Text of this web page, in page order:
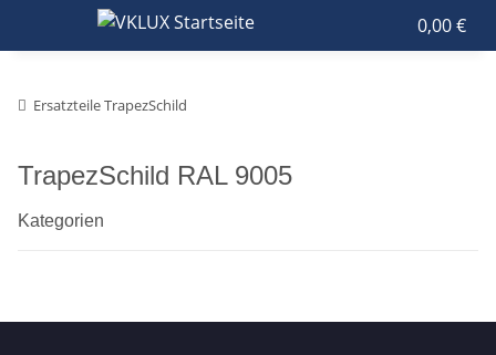
0,00 €
Ersatzteile TrapezSchild
TrapezSchild RAL 9005
Kategorien